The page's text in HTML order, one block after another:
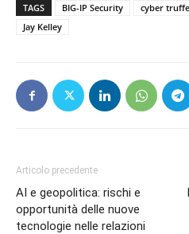
TAGS BIG-IP Security cyber truffe
Jay Kelley
Articolo precedente
AI e geopolitica: rischi e
opportunità delle nuove
tecnologie nelle relazioni